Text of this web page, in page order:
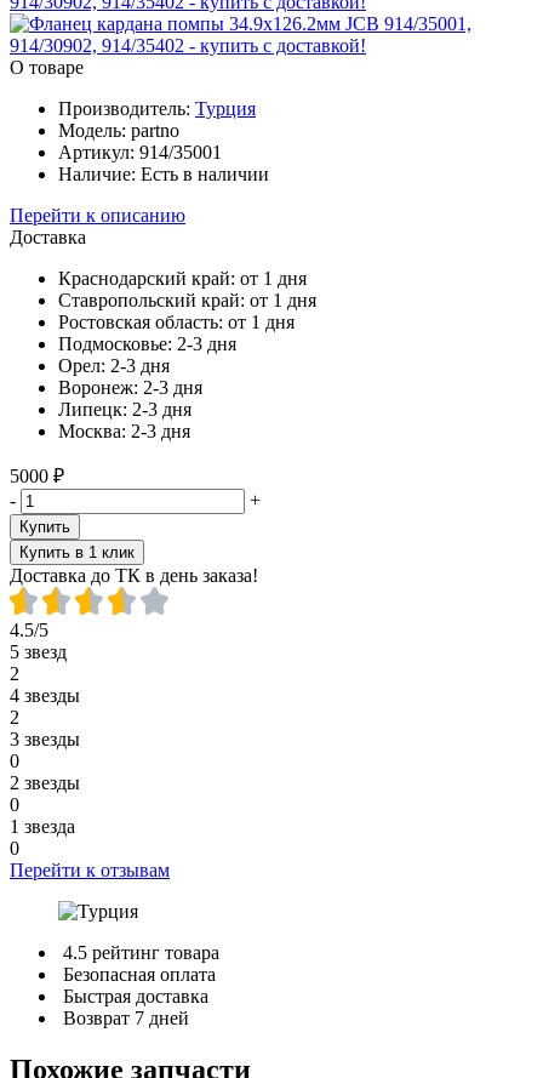
О товаре
Производитель: Турция
Модель: partno
Артикул: 914/35001
Наличие: Есть в наличии
Перейти к описанию
Доставка
Краснодарский край: от 1 дня
Ставропольский край: от 1 дня
Ростовская область: от 1 дня
Подмосковье: 2-3 дня
Орел: 2-3 дня
Воронеж: 2-3 дня
Липецк: 2-3 дня
Москва: 2-3 дня
5000 ₽
-
+
Купить
Купить в 1 клик
Доставка до ТК в день заказа!
4.5/5
5 звезд
2
4 звезды
2
3 звезды
0
2 звезды
0
1 звезда
0
Перейти к отзывам
4.5 рейтинг товара
Безопасная оплата
Быстрая доставка
Возврат 7 дней
Похожие запчасти